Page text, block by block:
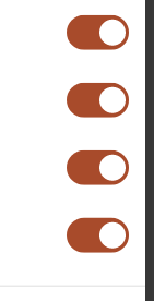
gelegen in een
geliefde
handgemaakte